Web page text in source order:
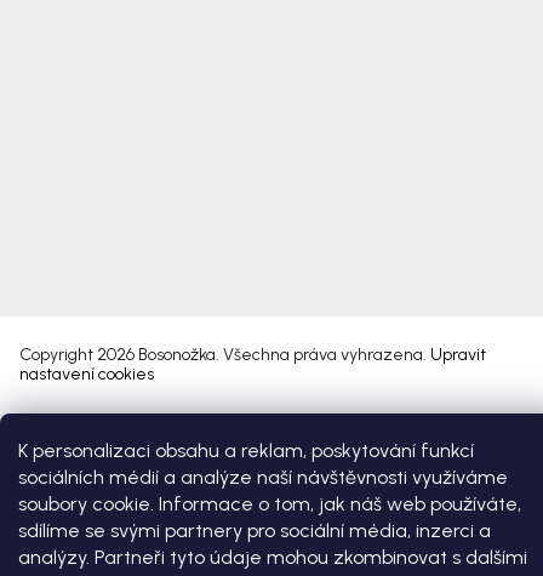
K personalizaci obsahu a reklam, poskytování funkcí
sociálních médií a analýze naší návštěvnosti využíváme
soubory cookie. Informace o tom, jak náš web používáte,
sdílíme se svými partnery pro sociální média, inzerci a
analýzy. Partneři tyto údaje mohou zkombinovat s dalšími
Copyright 2026 Bosonožka. Všechna práva vyhrazena. Upravit
nastavení cookies